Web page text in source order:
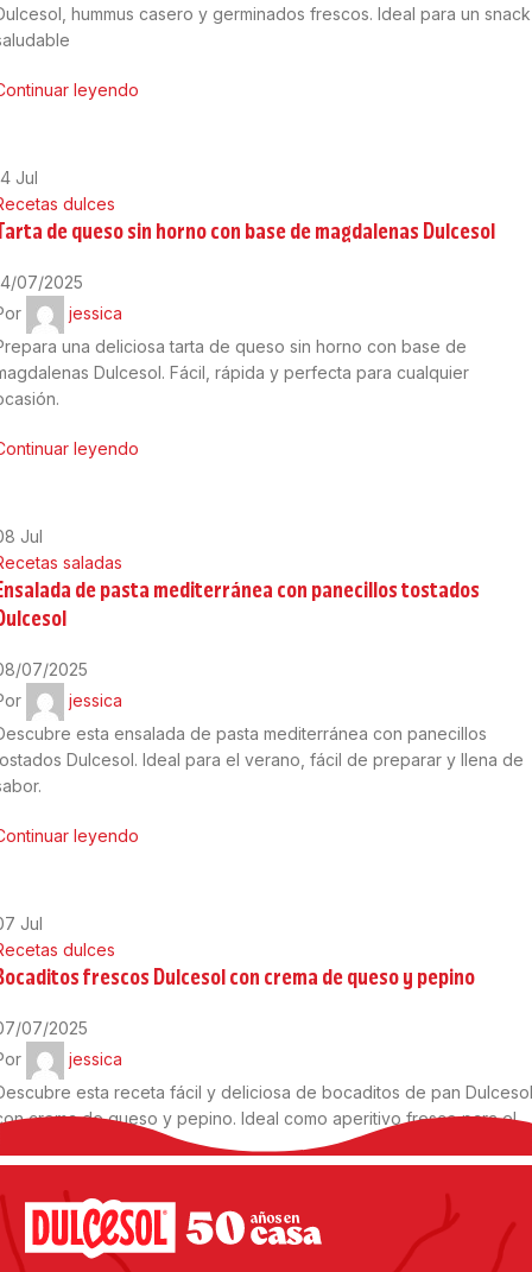
hummus casero y germinados frescos. Ideal para un snack
leyendo
Jul
dulces
de queso sin horno con base de magdalenas Dulcesol
07/2025
jessica
una deliciosa tarta de queso sin horno con base de
Dulcesol. Fácil, rápida y perfecta para cualquier
leyendo
Jul
saladas
de pasta mediterránea con panecillos tostados
07/2025
jessica
esta ensalada de pasta mediterránea con panecillos
Dulcesol. Ideal para el verano, fácil de preparar y llena de
leyendo
Jul
dulces
frescos Dulcesol con crema de queso y pepino
07/2025
jessica
esta receta fácil y deliciosa de bocaditos de pan Dulcesol
crema de queso y pepino. Ideal como aperitivo fresco para el
leyendo